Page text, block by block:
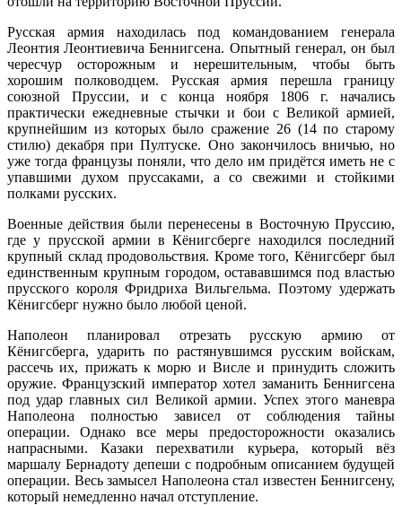
Русская армия находилась под командованием генерала
Леонтия Леонтиевича Беннигсена. Опытный генерал, он был
чересчур осторожным и нерешительным, чтобы быть
хорошим полководцем. Русская армия перешла границу
союзной Пруссии, и с конца ноября 1806 г. начались
практически ежедневные стычки и бои с Великой армией,
крупнейшим из которых было сражение 26 (14 по старому
стилю) декабря при Пултуске. Оно закончилось вничью, но
уже тогда французы поняли, что дело им придётся иметь не с
упавшими духом пруссаками, а со свежими и стойкими
полками русских.
Военные действия были перенесены в Восточную Пруссию,
где у прусской армии в Кёнигсберге находился последний
крупный склад продовольствия. Кроме того, Кёнигсберг был
единственным крупным городом, остававшимся под властью
прусского короля Фридриха Вильгельма. Поэтому удержать
Кёнигсберг нужно было любой ценой.
Наполеон планировал отрезать русскую армию от
Кёнигсберга, ударить по растянувшимся русским войскам,
рассечь их, прижать к морю и Висле и принудить сложить
оружие. Французский император хотел заманить Беннигсена
под удар главных сил Великой армии. Успех этого маневра
Наполеона полностью зависел от соблюдения тайны
операции. Однако все меры предосторожности оказались
напрасными. Казаки перехватили курьера, который вёз
маршалу Бернадоту депеши с подробным описанием будущей
операции. Весь замысел Наполеона стал известен Беннигсену,
который немедленно начал отступление.